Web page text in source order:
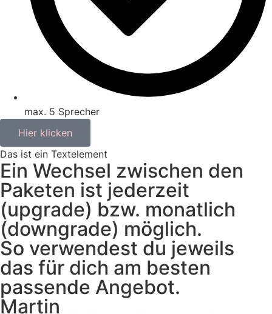
max. 5 Sprecher
Hier klicken
Das ist ein Textelement
Ein Wechsel zwischen den
Paketen ist jederzeit
(upgrade) bzw. monatlich
(downgrade) möglich.
So verwendest du jeweils
das für dich am besten
passende Angebot.
Martin